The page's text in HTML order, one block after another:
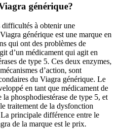
générique?
difficultés à obtenir une
générique est une marque en
qui ont des problèmes de
d’un médicament qui agit en
de type 5. Ces deux enzymes,
d’action, sont
du Viagra générique. Le
en tant que médicament de
la phosphodiestérase de type 5, et
traitement de la dysfonction
principale différence entre le
de la marque est le prix.